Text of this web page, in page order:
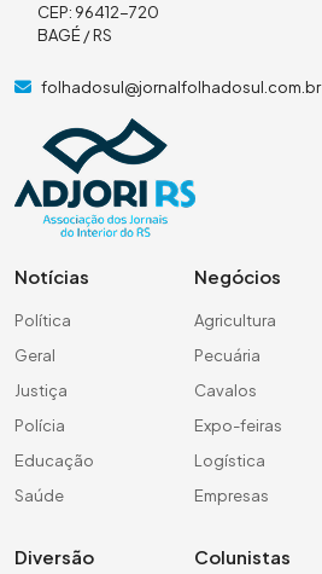
CEP: 96412-720
BAGÉ / RS
folhadosul@jornalfolhadosul.com.br
Notícias
Política
Geral
Justiça
Polícia
Educação
Saúde
Negócios
Agricultura
Pecuária
Cavalos
Expo-feiras
Logística
Empresas
Diversão Colunistas